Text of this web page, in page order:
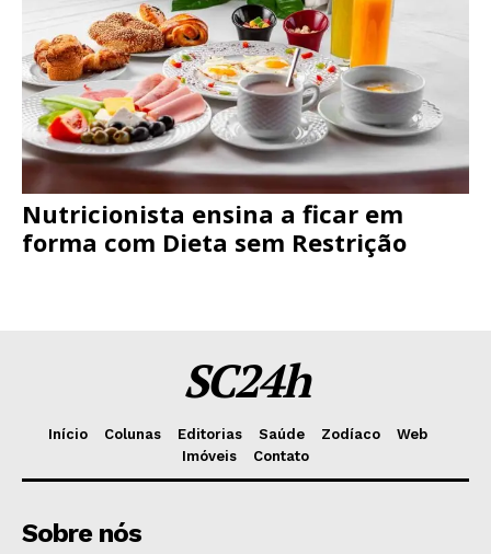
Nutricionista ensina a ficar em
forma com Dieta sem Restrição
SC24h
Início Colunas Editorias Saúde Zodíaco
Web
Imóveis
Contato
Sobre nós